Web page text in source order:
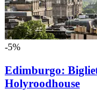
-5%
Edimburgo:
Holyroodhouse